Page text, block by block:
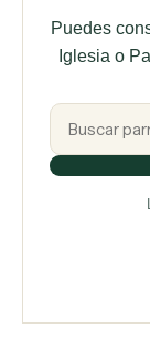
Puedes
Iglesia o